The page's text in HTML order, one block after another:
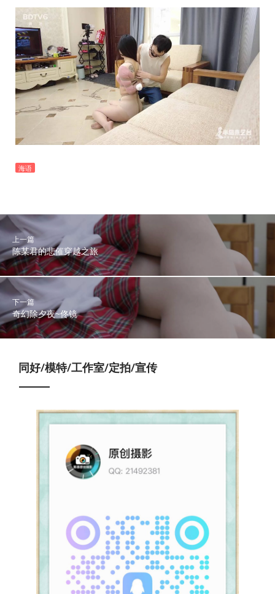
海语
上一篇
陈某君的悲催穿越之旅
下一篇
奇幻除夕夜~佟镜
同好/模特/工作室/定拍/宣传